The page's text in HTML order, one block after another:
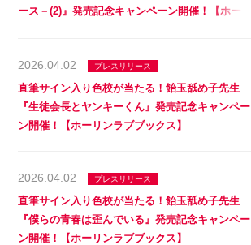
ース－(2)』発売記念キャンペーン開催！【ホー
2026.04.02 プレスリリース
直筆サイン入り色校が当たる！飴玉舐め子先生
『生徒会長とヤンキーくん』発売記念キャンペー
ン開催！【ホーリンラブブックス】
2026.04.02 プレスリリース
直筆サイン入り色校が当たる！飴玉舐め子先生
『僕らの青春は歪んでいる』発売記念キャンペー
ン開催！【ホーリンラブブックス】